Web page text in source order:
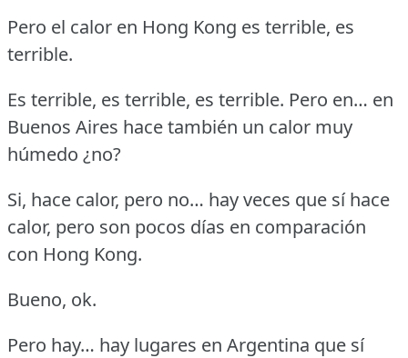
Pero el calor en Hong Kong es terrible, es
terrible.
Es terrible, es terrible, es terrible. Pero en… en
Buenos Aires hace también un calor muy
húmedo ¿no?
Si, hace calor, pero no… hay veces que sí hace
calor, pero son pocos días en comparación
con Hong Kong.
Bueno, ok.
Pero hay… hay lugares en Argentina que sí